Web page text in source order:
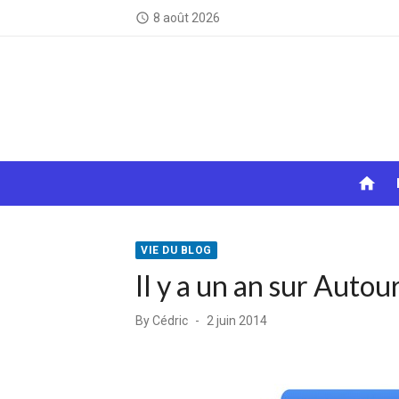
access_time 8 août 2026
home
VIE DU BLOG
Il y a un an sur
ByCédric
Posted
2 juin 2014